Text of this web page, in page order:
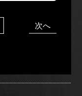
次へ